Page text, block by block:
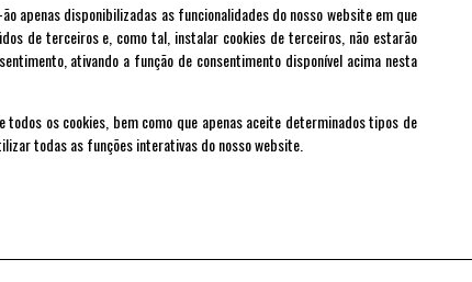
apenas disponibilizadas as funcionalidades do nosso website em que
de terceiros e, como tal, instalar cookies de terceiros, não estarão
ativando a função de consentimento disponível acima nesta
os cookies, bem como que apenas aceite determinados tipos de
todas as funções interativas do nosso website.